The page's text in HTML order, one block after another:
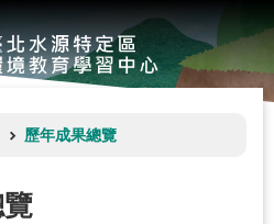
歷年成果總覽